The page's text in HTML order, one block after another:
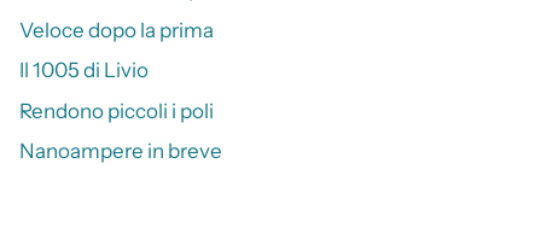
Veloce dopo la prima
Il 1005 di Livio
Rendono piccoli i poli
Nanoampere in breve